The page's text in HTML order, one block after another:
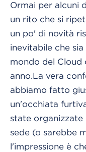
Ormai per alcuni
un rito che si
un po' di novità
inevitabile che
mondo del Cloud
anno.La vera
abbiamo fatto
un'occhiata
state organizzate
sede (o sarebbe
l'impressione è